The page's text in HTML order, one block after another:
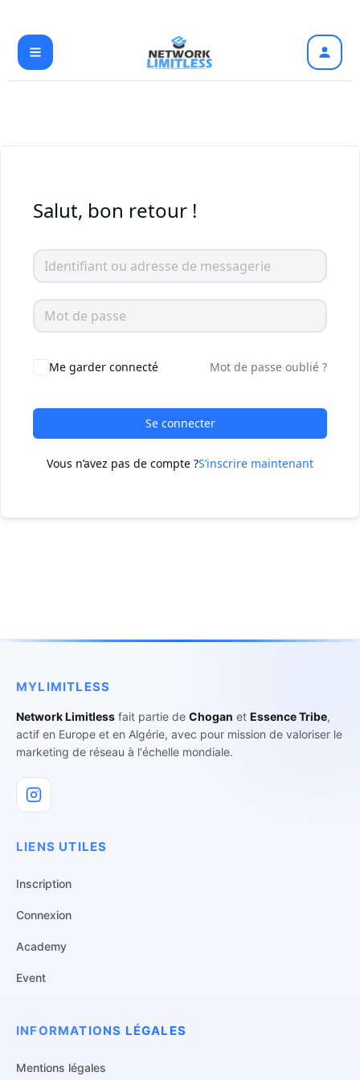
Aller
au
contenu
Salut, bon retour !
Me garder connecté Mot de passe oublié ?
Se connecter
Vous n’avez pas de compte ?S’inscrire maintenant
MYLIMITLESS
Network Limitless fait partie de Chogan et Essence Tribe,
actif en Europe et en Algérie, avec pour mission de valoriser le
marketing de réseau à l'échelle mondiale.
LIENS UTILES
Inscription
Connexion
Academy
Event
INFORMATIONS LÉGALES
Mentions légales